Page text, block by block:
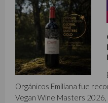
Orgánicos Emiliana fue
Vegan Wine Masters